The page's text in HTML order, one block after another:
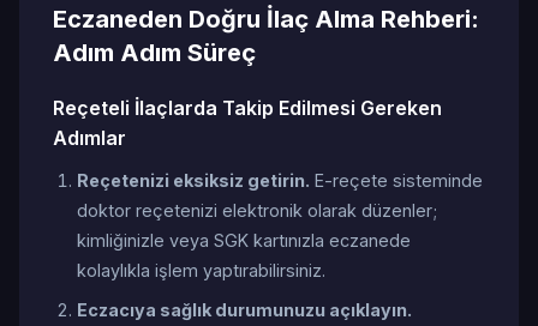
Eczaneden Doğru İlaç Alma Rehberi:
Adım Adım Süreç
Reçeteli İlaçlarda Takip Edilmesi Gereken
Adımlar
Reçetenizi eksiksiz getirin. E-reçete sisteminde
doktor reçetenizi elektronik olarak düzenler;
kimliğinizle veya SGK kartınızla eczanede
kolaylıkla işlem yaptırabilirsiniz.
Eczacıya sağlık durumunuzu açıklayın.